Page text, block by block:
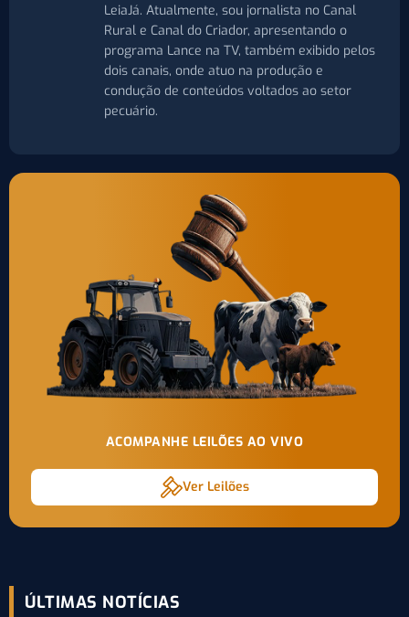
LeiaJá. Atualmente, sou jornalista no Canal
Rural e Canal do Criador, apresentando o
programa Lance na TV, também exibido pelos
dois canais, onde atuo na produção e
condução de conteúdos voltados ao setor
pecuário.
ACOMPANHE LEILÕES AO VIVO
Ver Leilões
ÚLTIMAS NOTÍCIAS